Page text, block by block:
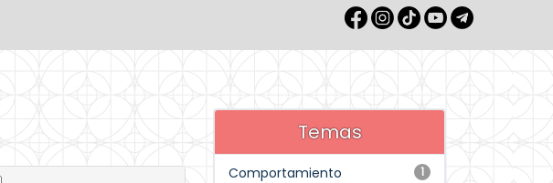
Temas
1
Comportamiento